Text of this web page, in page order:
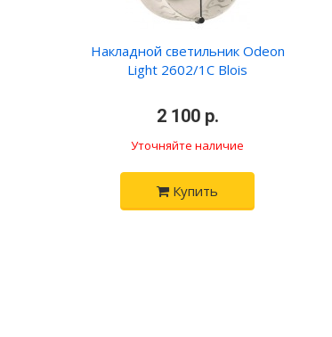
Накладной светильник Odeon
Light 2602/1C Blois
2 100 р.
Уточняйте наличие
Купить